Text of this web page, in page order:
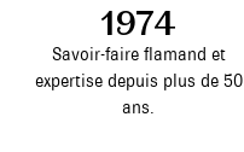
1974
Savoir-faire flamand et
expertise depuis plus de 50
ans.